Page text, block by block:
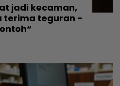
jadi kecaman,
terima teguran -